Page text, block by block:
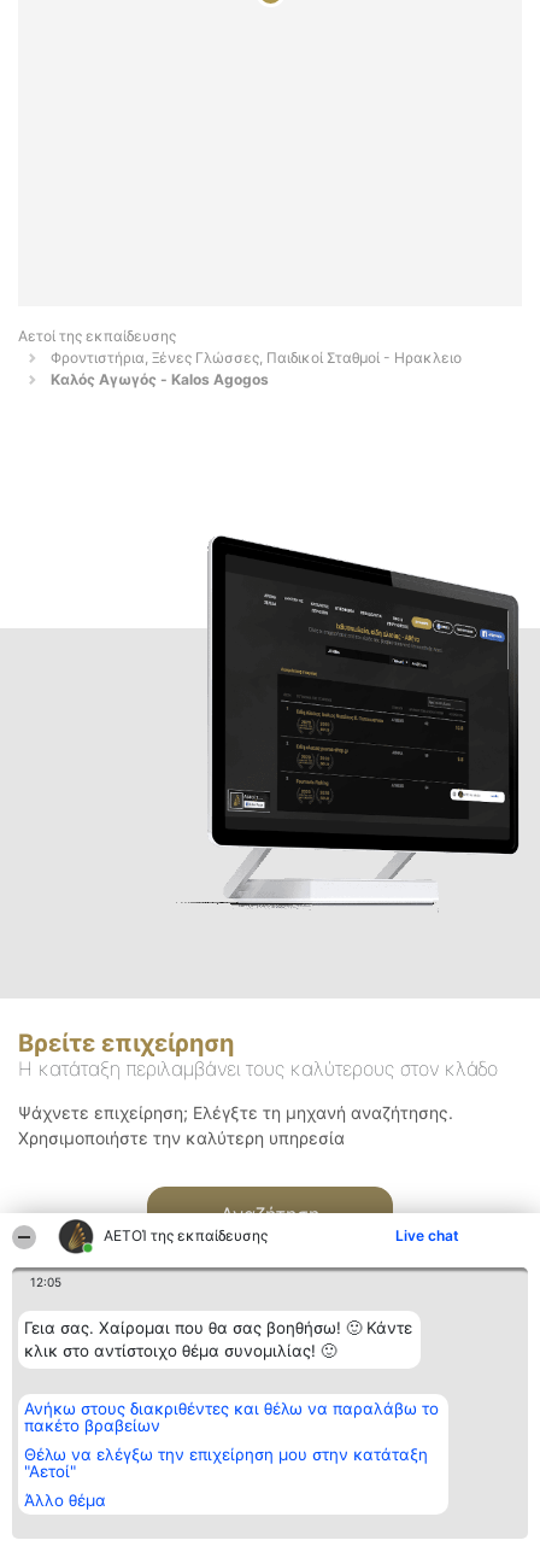
ΑΕΤΟΊ της εκπαίδευσης Live chat
12:05
Γεια σας. Χαίρομαι που θα σας βοηθήσω! 🙂 Κάντε
κλικ στο αντίστοιχο θέμα συνομιλίας! 🙂
Ανήκω στους διακριθέντες και θέλω να παραλάβω το
πακέτο βραβείων
Θέλω να ελέγξω την επιχείρηση μου στην κατάταξη
"Αετοί"
Άλλο θέμα
Αετοί της εκπαίδευσης
Φροντιστήρια, Ξένες Γλώσσες, Παιδικοί Σταθμοί - Ηρακλειο
Καλός Αγωγός - Kalos Agogos
Βρείτε επιχείρηση
Η κατάταξη περιλαμβάνει τους καλύτερους στον κλάδο
Ψάχνετε επιχείρηση; Ελέγξτε τη μηχανή αναζήτησης.
Χρησιμοποιήστε την καλύτερη υπηρεσία
Αναζήτηση
Διοργανωτής της
κατάταξης
BEAUTIFUL COMPANY
ΤΗΛ. ΕΠΙΚΟΙΝΩΝΙΑΣ:
2104128019
email:
aetoi@beautifulcompany.co
Κατάταξη
Διακριθέντες
των
διακριθέντων
προϋποθέσεις
Επικοινωνία
Επικοινωνία